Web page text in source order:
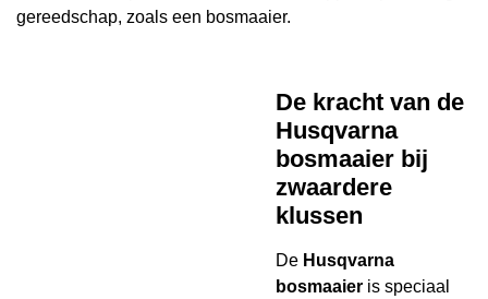
gereedschap, zoals een bosmaaier.
De kracht van de
Husqvarna
bosmaaier bij
zwaardere
klussen
De Husqvarna
bosmaaier is speciaal